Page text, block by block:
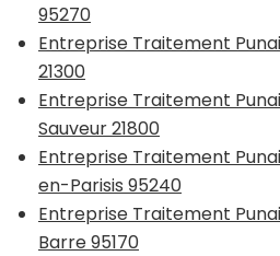
95270
Entreprise Traitement
21300
Entreprise Traitement
Sauveur 21800
Entreprise Traitement
en-Parisis 95240
Entreprise Traitement
Barre 95170